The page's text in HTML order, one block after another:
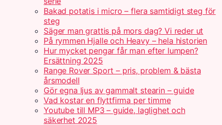
Bakad potatis i micro – flera samtidigt steg för
steg
Säger man grattis på mors dag? Vi reder ut
På rymmen Hjalle och Heavy – hela historien
Hur mycket pengar får man efter lumpen?
Ersättning 2025
Range Rover Sport – pris, problem & bästa
årsmodell
Gör egna ljus av gammalt stearin – guide
Vad kostar en flyttfirma per timme
Youtube till MP3 – guide, laglighet och
säkerhet 2025